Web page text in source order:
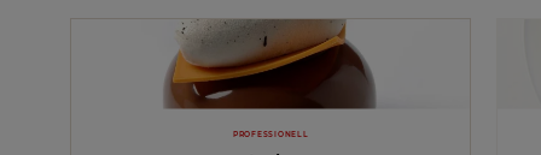
PROFESSIONELL